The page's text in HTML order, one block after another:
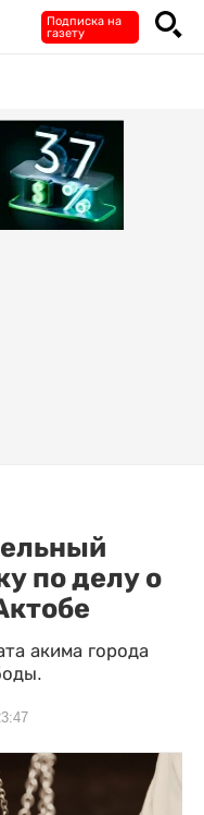
Подписка на
газету
по делу о
акима города